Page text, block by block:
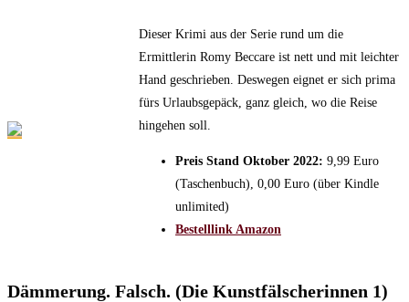
Dieser Krimi aus der Serie rund um die
Ermittlerin Romy Beccare ist nett und mit leichter
Hand geschrieben. Deswegen eignet er sich prima
fürs Urlaubsgepäck, ganz gleich, wo die Reise
hingehen soll.
Preis Stand Oktober 2022: 9,99 Euro
(Taschenbuch), 0,00 Euro (über Kindle
unlimited)
Bestelllink Amazon
Dämmerung. Falsch. (Die Kunstfälscherinnen 1)